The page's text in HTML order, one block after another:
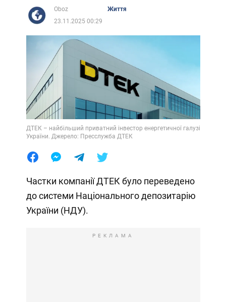
Oboz
Життя
23.11.2025 00:29
ДТЕК – найбільший приватний інвестор енергетичної галузі
України. Джерело: Пресслужба ДТЕК
Частки компанії ДТЕК було переведено
до системи Національного депозитарію
України (НДУ).
РЕКЛАМА